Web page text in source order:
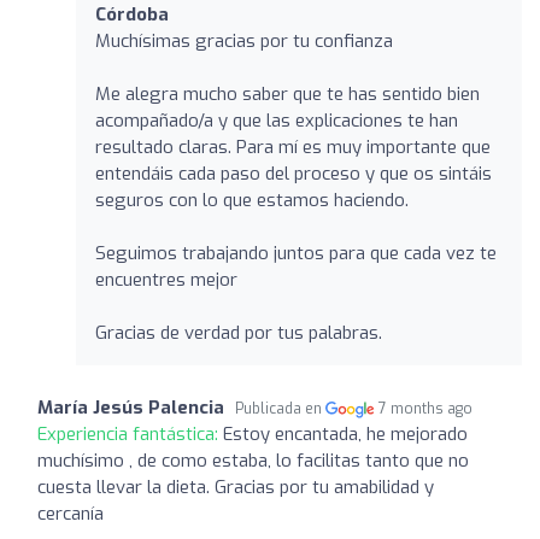
Córdoba
Muchísimas gracias por tu confianza
Me alegra mucho saber que te has sentido bien
acompañado/a y que las explicaciones te han
resultado claras. Para mí es muy importante que
entendáis cada paso del proceso y que os sintáis
seguros con lo que estamos haciendo.
Seguimos trabajando juntos para que cada vez te
encuentres mejor
Gracias de verdad por tus palabras.
María Jesús Palencia Publicada en 7 months ago
Experiencia fantástica: Estoy encantada, he mejorado
muchísimo , de como estaba, lo facilitas tanto que no
cuesta llevar la dieta. Gracias por tu amabilidad y
cercanía